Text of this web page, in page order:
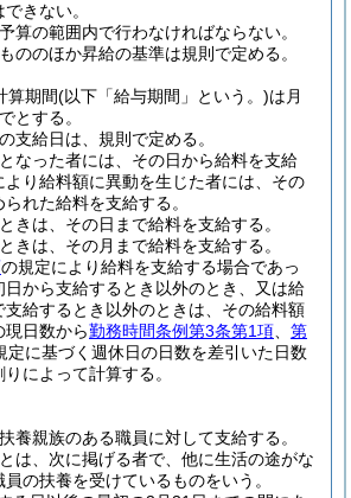
きない。
算の範囲内で行わなければならない。
ののほか昇給の基準は規則で定める。
算期間(以下「給与期間」という。)は月
とする。
支給日は、規則で定める。
なった者には、その日から給料を支給
より給料額に異動を生じた者には、その
れた給料を支給する。
きは、その日まで給料を支給する。
きは、その月まで給料を支給する。
の規定により給料を支給する場合であっ
日から支給するとき以外のとき、又は給
支給するとき以外のときは、その給料額
現日数から勤務時間条例第3条第1項
第
定に基づく週休日の日数を差引いた日数
によって計算する。
養親族のある職員に対して支給する。
は、次に掲げる者で、他に生活の途がな
の扶養を受けているものをいう。